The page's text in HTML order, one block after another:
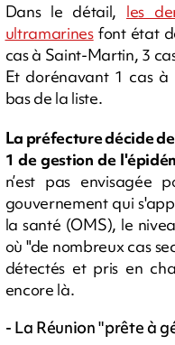
Dans le détail, les
ultramarinesfont état
cas à Saint-Martin, 3
Et dorénavant 1 cas à
bas de la liste.
La préfecture décide
1 de gestion de
n’est pas envisagée
gouvernement qui
la santé (OMS), le
où "de nombreux cas
détectés et pris en
encore là.
- La Réunion "prête à